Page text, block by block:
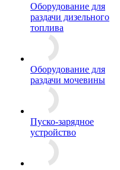
Оборудование для
раздачи дизельного
топлива
Оборудование для
раздачи мочевины
Пуско-зарядное
устройство